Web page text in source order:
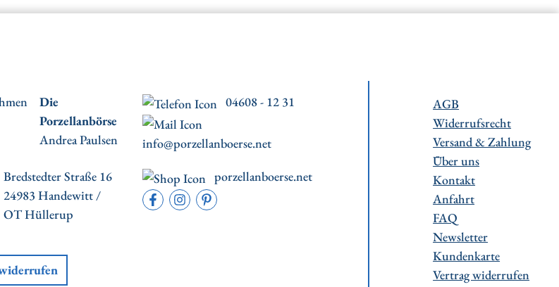
Die
Porzellanbörse
Andrea Paulsen
04608 - 12 31
info@porzellanboerse.net
Bredstedter Straße 16
24983 Handewitt /
OT Hüllerup
porzellanboerse.net
AGB
Widerrufsrecht
Versand & Zahlung
Über uns
Kontakt
Anfahrt
FAQ
Newsletter
Kundenkarte
Vertrag widerrufen